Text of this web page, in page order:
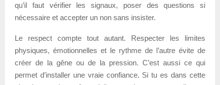
qu’il faut vérifier les signaux, poser des questions si
nécessaire et accepter un non sans insister.
Le respect compte tout autant. Respecter les limites
physiques, émotionnelles et le rythme de l’autre évite de
créer de la gêne ou de la pression. C’est aussi ce qui
permet d’installer une vraie confiance. Si tu es dans cette